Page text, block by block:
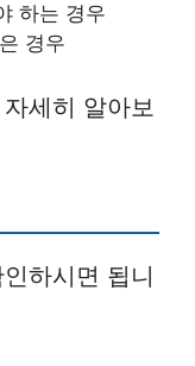
하는 경우
경우
세히 알아보
하시면 됩니